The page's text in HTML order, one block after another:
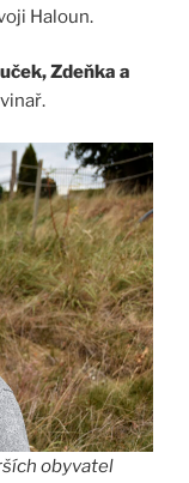
Haloun.
Zdeňka a
obyvatel